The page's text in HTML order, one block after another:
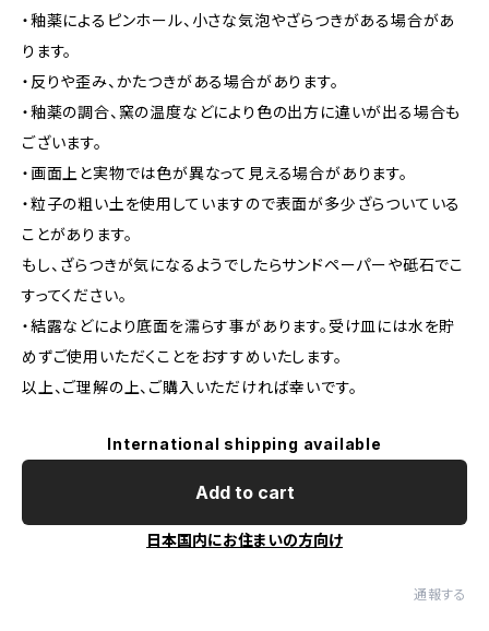
・釉薬によるピンホール、小さな気泡やざらつきがある場合があ
ります。
・反りや歪み、かたつきがある場合があります。
・釉薬の調合、窯の温度などにより色の出方に違いが出る場合も
ございます。
・画面上と実物では色が異なって見える場合があります。
・粒子の粗い土を使用していますので表面が多少ざらついている
ことがあります。
もし、ざらつきが気になるようでしたらサンドペーパーや砥石でこ
すってください。
・結露などにより底面を濡らす事があります。受け皿には水を貯
めずご使用いただくことをおすすめいたします。
以上、ご理解の上、ご購入いただければ幸いです。
International shipping available
Add to cart
日本国内にお住まいの方向け
通報する